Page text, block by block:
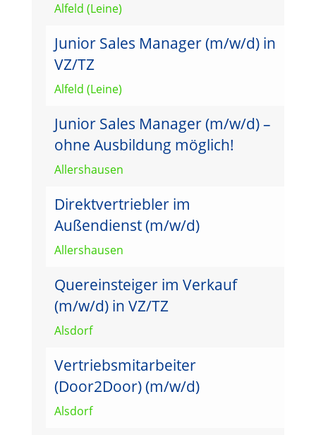
Alfeld (Leine)
Junior Sales Manager (m/w/d) in
VZ/TZ
Alfeld (Leine)
Junior Sales Manager (m/w/d) –
ohne Ausbildung möglich!
Allershausen
Direktvertriebler im
Außendienst (m/w/d)
Allershausen
Quereinsteiger im Verkauf
(m/w/d) in VZ/TZ
Alsdorf
Vertriebsmitarbeiter
(Door2Door) (m/w/d)
Alsdorf